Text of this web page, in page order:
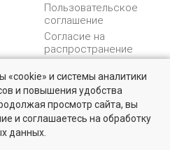
Пользовательское
соглашение
Согласие на
распространение
персональных данных
Карта сайта
Медийная реклама
PR продвижение
«cookie» и системы аналитики
и повышения удобства
просмотр сайта, вы
и соглашаетесь на обработку
данных.